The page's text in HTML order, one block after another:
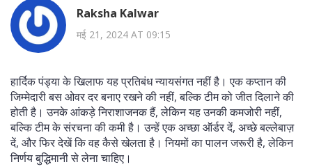
Raksha Kalwar
मई 21, 2024 AT 09:15
हार्दिक पंड्या के खिलाफ यह प्रतिबंध न्यायसंगत नहीं है। एक कप्तान की
जिम्मेदारी बस ओवर दर बनाए रखने की नहीं, बल्कि टीम को जीत दिलाने की
होती है। उनके आंकड़े निराशाजनक हैं, लेकिन यह उनकी कमजोरी नहीं,
बल्कि टीम के संरचना की कमी है। उन्हें एक अच्छा ऑर्डर दें, अच्छे बल्लेबाज़
दें, और फिर देखें कि वह कैसे खेलता है। नियमों का पालन जरूरी है, लेकिन
निर्णय बुद्धिमानी से लेना चाहिए।